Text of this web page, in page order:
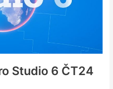
Studio 6 ČT24